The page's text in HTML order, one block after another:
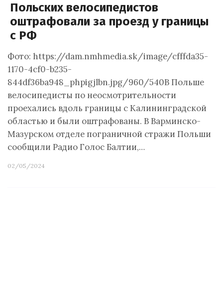
Польских велосипедистов
оштрафовали за проезд у границы
с РФ
Фото: https://dam.nmhmedia.sk/image/cfffda35-
1170-4cf0-b235-
844df36ba948_phpigjlbn.jpg/960/540В Польше
велосипедисты по неосмотрительности
проехались вдоль границы с Калининградской
областью и были оштрафованы. В Варминско-
Мазурском отделе пограничной стражи Польши
сообщили Радио Голос Балтии,…
02/05/2024